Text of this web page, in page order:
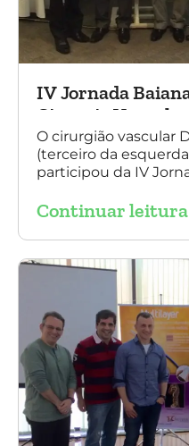
IV Jornada
Cirurgia
O cirurgião vascular
(terceiro da
participou da IV
29 de outubro. Na
SBACV (Sociedade
de Cirurgia Vascular)
Continuar leitura